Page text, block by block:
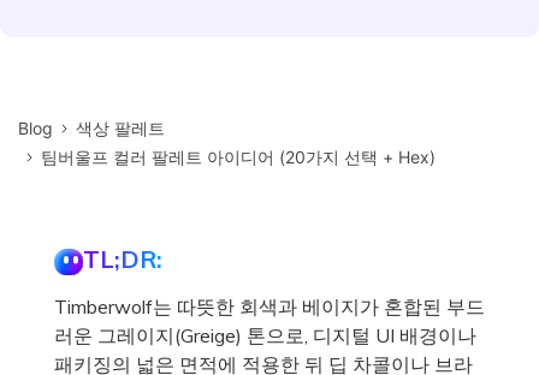
Blog
색상 팔레트
팀버울프 컬러 팔레트 아이디어 (20가지 선택 + Hex)
TL;DR:
Timberwolf는 따뜻한 회색과 베이지가 혼합된 부드
러운 그레이지(Greige) 톤으로, 디지털 UI 배경이나
패키징의 넓은 면적에 적용한 뒤 딥 차콜이나 브라